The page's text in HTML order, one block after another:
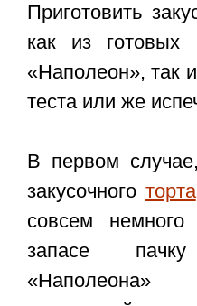
Приготовить
как из готовых
«Наполеон», так
теста или же
В первом
закусочного торта
совсем
запасе
«Наполеона»